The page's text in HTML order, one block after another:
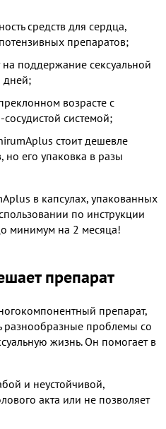
средств для сердца,
препаратов;
поддержание сексуальной
дней;
возрасте с
системой;
стоит дешевле
его упаковка в разы
в капсулах, упакованных
по инструкции
минимум на 2 месяца!
препарат
препарат,
разнообразные проблемы со
жизнь. Он помогает в
и неустойчивой,
акта или не позволяет